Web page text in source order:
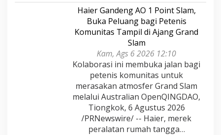
Haier Gandeng AO 1 Point Slam,
Buka Peluang bagi Petenis
Komunitas Tampil di Ajang Grand
Slam
Kam, Ags 6 2026 12:10
Kolaborasi ini membuka jalan bagi
petenis komunitas untuk
merasakan atmosfer Grand Slam
melalui Australian OpenQINGDAO,
Tiongkok, 6 Agustus 2026
/PRNewswire/ -- Haier, merek
peralatan rumah tangga…